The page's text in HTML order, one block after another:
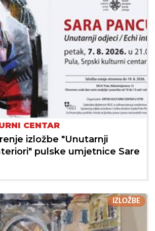
CENTAR
izložbe "Unutarnji
pulske umjetnice Sare
IZLOŽBE